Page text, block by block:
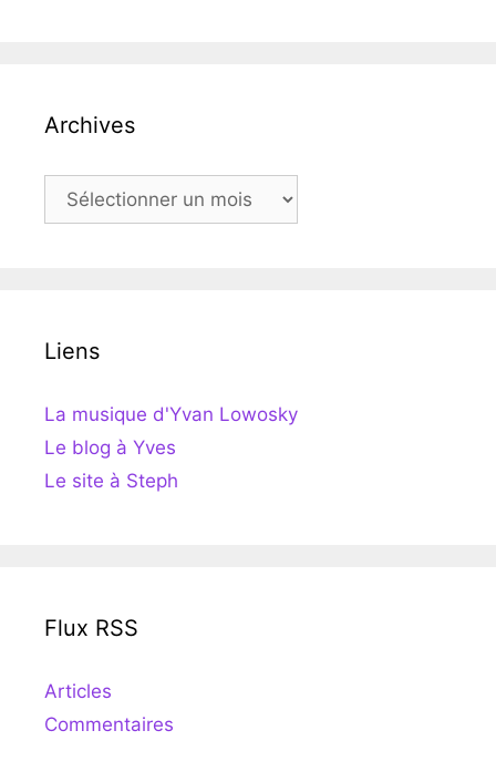
Archives
Archives
Liens
La musique d'Yvan Lowosky
Le blog à Yves
Le site à Steph
Flux RSS
Articles
Commentaires